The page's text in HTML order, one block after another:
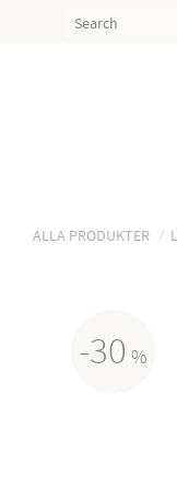
ALLA PRODUKTER
30 %